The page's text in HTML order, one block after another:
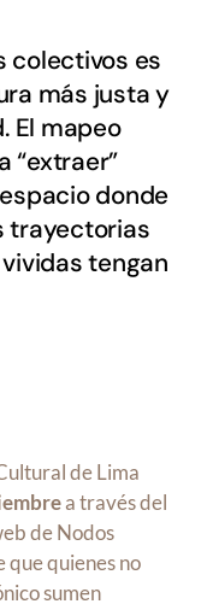
colectivos es
más justa y
El mapeo
“extraer”
donde
trayectorias
tengan
de Lima
a través del
de Nodos
quienes no
sumen